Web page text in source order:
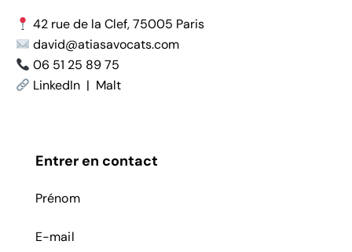
42 rue de la Clef, 75005 Paris
david@atiasavocats.com
06 51 25 89 75
LinkedIn | Malt
Entrer en contact